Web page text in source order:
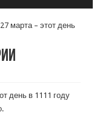
27 марта – этот день
день в 1111 году